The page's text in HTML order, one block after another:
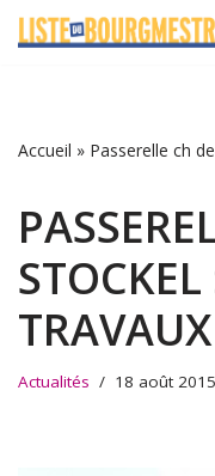
Accueil » Passerelle ch
Actualités 18 août 2015